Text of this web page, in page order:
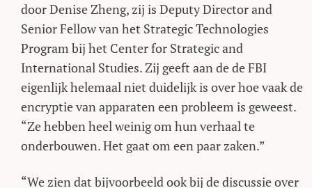
door Denise Zheng, zij is Deputy Director and
Senior Fellow van het Strategic Technologies
Program bij het Center for Strategic and
International Studies. Zij geeft aan de de FBI
eigenlijk helemaal niet duidelijk is over hoe vaak de
encryptie van apparaten een probleem is geweest.
“Ze hebben heel weinig om hun verhaal te
onderbouwen. Het gaat om een paar zaken.”
“We zien dat bijvoorbeeld ook bij de discussie over